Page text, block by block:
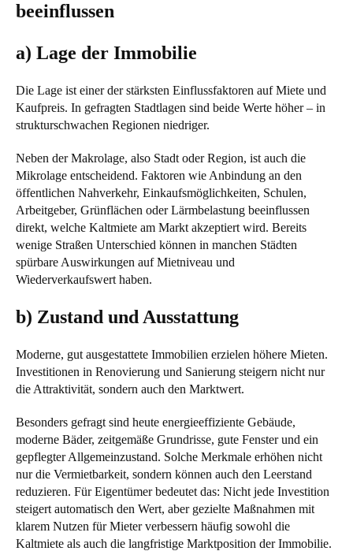
beeinflussen
a) Lage der Immobilie
Die Lage ist einer der stärksten Einflussfaktoren auf Miete und
Kaufpreis. In gefragten Stadtlagen sind beide Werte höher – in
strukturschwachen Regionen niedriger.
Neben der Makrolage, also Stadt oder Region, ist auch die
Mikrolage entscheidend. Faktoren wie Anbindung an den
öffentlichen Nahverkehr, Einkaufsmöglichkeiten, Schulen,
Arbeitgeber, Grünflächen oder Lärmbelastung beeinflussen
direkt, welche Kaltmiete am Markt akzeptiert wird. Bereits
wenige Straßen Unterschied können in manchen Städten
spürbare Auswirkungen auf Mietniveau und
Wiederverkaufswert haben.
b) Zustand und Ausstattung
Moderne, gut ausgestattete Immobilien erzielen höhere Mieten.
Investitionen in Renovierung und Sanierung steigern nicht nur
die Attraktivität, sondern auch den Marktwert.
Besonders gefragt sind heute energieeffiziente Gebäude,
moderne Bäder, zeitgemäße Grundrisse, gute Fenster und ein
gepflegter Allgemeinzustand. Solche Merkmale erhöhen nicht
nur die Vermietbarkeit, sondern können auch den Leerstand
reduzieren. Für Eigentümer bedeutet das: Nicht jede Investition
steigert automatisch den Wert, aber gezielte Maßnahmen mit
klarem Nutzen für Mieter verbessern häufig sowohl die
Kaltmiete als auch die langfristige Marktposition der Immobilie.